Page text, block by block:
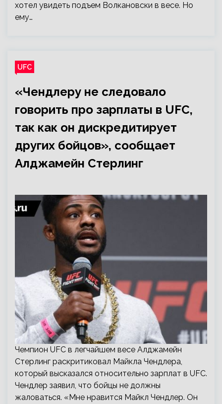
хотел увидеть подъем Волкановски в весе. Но
ему…
UFC
«Чендлеру не следовало
говорить про зарплаты в UFC,
так как он дискредитирует
других бойцов», сообщает
Алджамейн Стерлинг
Чемпион UFC в легчайшем весе Алджамейн
Стерлинг раскритиковал Майкла Чендлера,
который высказался относительно зарплат в UFC.
Чендлер заявил, что бойцы не должны
жаловаться. «Мне нравится Майкл Чендлер. Он